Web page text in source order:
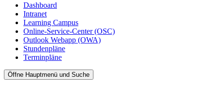
Dashboard
Intranet
Learning Campus
Online-Service-Center (OSC)
Outlook Webapp (OWA)
Stundenpläne
Terminpläne
Öffne Hauptmenü und Suche